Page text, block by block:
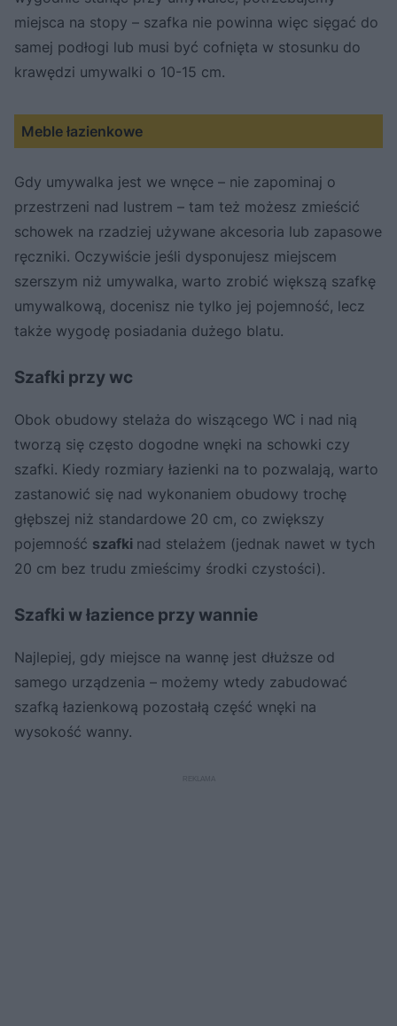
miejsca na stopy – szafka nie powinna więc sięgać do
samej podłogi lub musi być cofnięta w stosunku do
krawędzi umywalki o 10-15 cm.
Meble łazienkowe
Gdy umywalka jest we wnęce – nie zapominaj o
przestrzeni nad lustrem – tam też możesz zmieścić
schowek na rzadziej używane akcesoria lub zapasowe
ręczniki. Oczywiście jeśli dysponujesz miejscem
szerszym niż umywalka, warto zrobić większą szafkę
umywalkową, docenisz nie tylko jej pojemność, lecz
także wygodę posiadania dużego blatu.
Szafki przy wc
Obok obudowy stelaża do wiszącego WC i nad nią
tworzą się często dogodne wnęki na schowki czy
szafki. Kiedy rozmiary łazienki na to pozwalają, warto
zastanowić się nad wykonaniem obudowy trochę
głębszej niż standardowe 20 cm, co zwiększy
pojemność szafki nad stelażem (jednak nawet w tych
20 cm bez trudu zmieścimy środki czystości).
Szafki w łazience przy wannie
Najlepiej, gdy miejsce na wannę jest dłuższe od
samego urządzenia – możemy wtedy zabudować
szafką łazienkową pozostałą część wnęki na
wysokość wanny.